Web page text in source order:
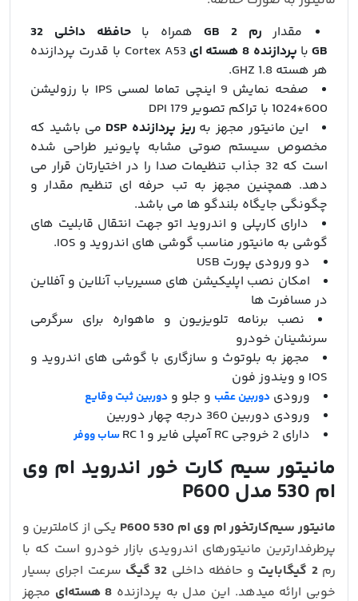
مقدار رم 2 GB همراه با
حافظه داخلی 32
GBبا پردازنده 8 هسته ای
Cortex A53 با قدرت پردازنده
هر هسته 1.8 GHZ.
صفحه نمایش 9 اینچی تماما لمسی IPS با رزولیشن
600*1024 با تراکم تصویر 179 DPI
این مانیتور مجهز به ریز پردازنده DSP
می باشید که
مخصوص سیستم صوتی مشابه پایونیر طراحی شده
است که 32 جذاب تنظیمات صدا را در اختیارتان قرار می
دهد. همچنین مجهز به تب حرفه ای تنظیم مقدار و
چگونگی جایگاه بلندگو ها می باشد.
دارای کارپلی و اندروید اتو جهت انتقال قابلیت های
گوشی به مانیتور مناسب گوشی های اندروید و IOS.
دو ورودی پورت USB
امکان نصب اپلیکیشن های مسیریاب آنلاین و آفلاین
در مسافرت ها
نصب برنامه تلویزیون و ماهواره برای سرگرمی
سرنشینان خودرو
مجهز به بلوتوث و سازگاری با گوشی های اندروید و
IOS و ویندوز فون
ورودی دوربین عقب و جلو و دوربین ثبت وقایع
ورودی دوربین 360 درجه چهار دوربین
دارای 2 خروجی RC آمپلی فایر و 1 RC
ساب ووفر
مانیتور سیم کارت خور اندروید ام وی
ام 530 مدل P600
مانیتور سیم‌کارتخور ام وی ام 530 P600
یکی از کاملترین و
پرطرفدارترین مانیتورهای اندرویدی بازار خودرو است که با
رم2 گیگابایت و حافظه داخلی 32 گیگ
سرعت اجرای بسیار
خوبی ارائه میدهد. این مدل به پردازنده 8 هسته‌ای مجهز